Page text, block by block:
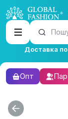
Доставка
Опт